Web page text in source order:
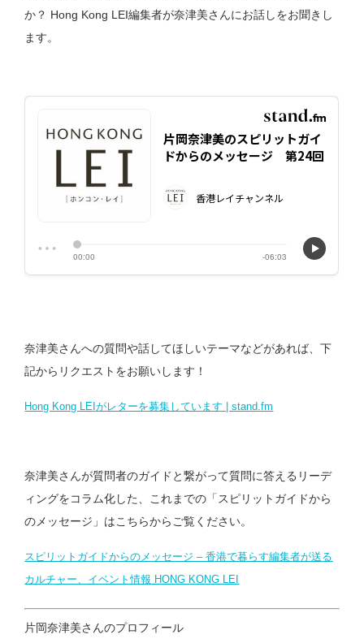
か？ Hong Kong LEI編集者が奈津美さんにお話しをお聞きし
ます。
奈津美さんへの質問や話してほしいテーマなどがあれば、下
記からリクエストをお願いします！
Hong Kong LEIがレターを募集しています | stand.fm
奈津美さんが質問者のガイドと繋がって質問に答えるリーデ
ィングをコラム化した、これまでの 「スピリットガイドから
のメッセージ」はこちらからご覧ください。
スピリットガイドからのメッセージ – 香港で暮らす編集者が送る
カルチャー、イベント情報 HONG KONG LEI
片岡奈津美さんのプロフィール